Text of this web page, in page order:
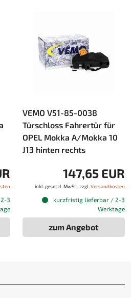
3
VEMO V51-85-0038
Türschloss Fahrertür für
OPEL Mokka A/Mokka 10
J13 hinten rechts
147,65 EUR
inkl. gesetzl. MwSt., zzgl. Versandkosten
kurzfristig lieferbar / 2-3
Werktage
zum Angebot